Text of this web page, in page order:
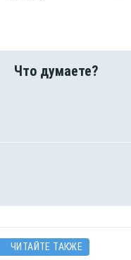
ЧИТАЙТЕ ТАКЖЕ